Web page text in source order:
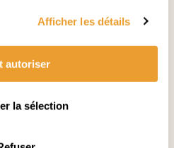
Afficher les détails
autoriser
la sélectionà votre profil ?
vous